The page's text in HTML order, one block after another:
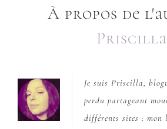
À propos de
Priscilla
Je suis Priscilla,
perdu partageant
différents sites : mon